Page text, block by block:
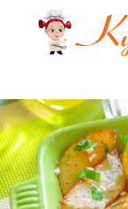
Перейти
содержимому